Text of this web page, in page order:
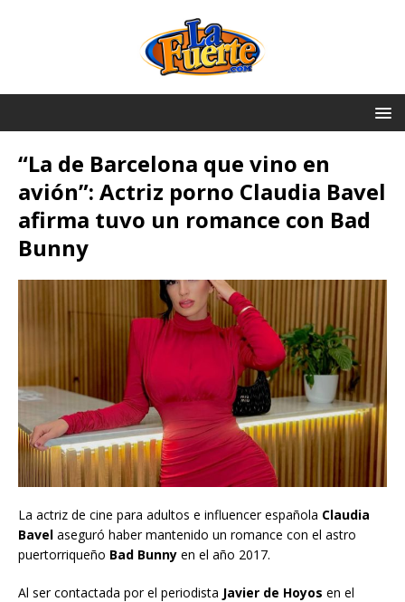
“La de Barcelona que vino en
avión”: Actriz porno Claudia Bavel
afirma tuvo un romance con Bad
Bunny
La actriz de cine para adultos e influencer española Claudia
Bavel aseguró haber mantenido un romance con el astro
puertorriqueño Bad Bunny en el año 2017.
Al ser contactada por el periodista Javier de Hoyos en el